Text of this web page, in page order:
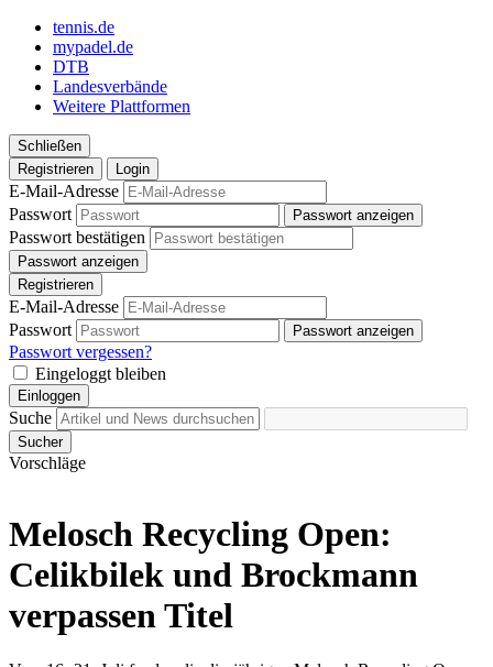
tennis.de
mypadel.de
DTB
Landesverbände
Weitere Plattformen
Schließen
Registrieren
Login
E-Mail-Adresse
Passwort
Passwort anzeigen
Passwort bestätigen
Passwort anzeigen
Registrieren
E-Mail-Adresse
Passwort
Passwort anzeigen
Passwort vergessen?
Eingeloggt bleiben
Einloggen
Suche
Sucher
Vorschläge
Melosch Recycling Open:
Celikbilek und Brockmann
verpassen Titel